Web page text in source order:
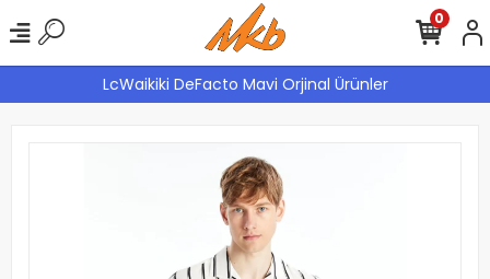
LcWaikiki DeFacto Mavi Orjinal Ürünler
0